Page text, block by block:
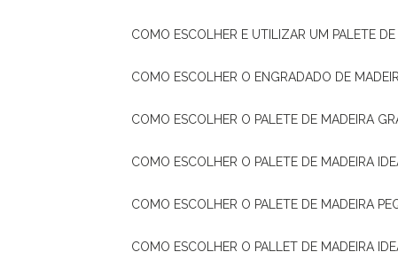
COMO ESCOLHER E UTILIZAR UM PALETE
COMO ESCOLHER O ENGRADADO DE
COMO ESCOLHER O PALETE DE MADEIRA
COMO ESCOLHER O PALETE DE MADEIRA
COMO ESCOLHER O PALETE DE MADEIRA
COMO ESCOLHER O PALLET DE MADEIRA